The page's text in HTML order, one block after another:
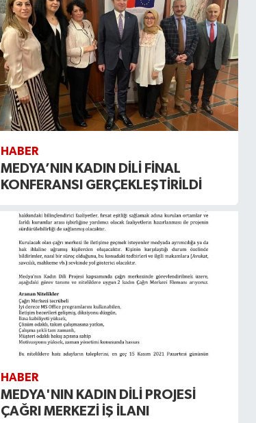
HABER
MEDYA’NIN KADIN DİLİ FİNAL
KONFERANSI GERÇEKLEŞTİRİLDİ
HABER
MEDYA'NIN KADIN DİLİ PROJESİ
ÇAĞRI MERKEZİ İŞ İLANI